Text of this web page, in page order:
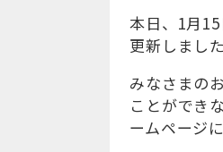
本日、1月
更新しました
みなさまの
ことができ
ームページ